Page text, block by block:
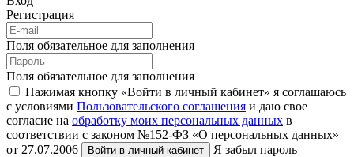
Регистрация
Поля обязательное для заполнения
Поля обязательное для заполнения
Нажимая кнопку «Войти в личный кабинет» я соглашаюсь
с условиями Пользовательского соглашения и даю свое
согласие на обработку моих персональных данных в
соответствии с законом №152-ФЗ «О персональных данных»
от 27.07.2006
Войти в личный кабинет Я забыл пароль